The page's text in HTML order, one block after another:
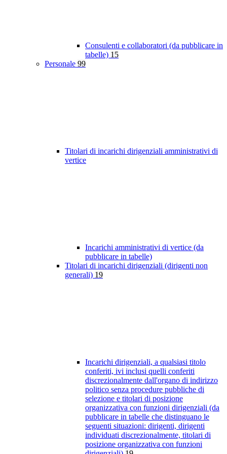
Consulenti e collaboratori (da pubblicare in
tabelle) 15
Personale 99
Titolari di incarichi dirigenziali amministrativi di
vertice
Incarichi amministrativi di vertice (da
pubblicare in tabelle)
Titolari di incarichi dirigenziali (dirigenti non
generali) 19
Incarichi dirigenziali, a qualsiasi titolo
conferiti, ivi inclusi quelli conferiti
discrezionalmente dall'organo di indirizzo
politico senza procedure pubbliche di
selezione e titolari di posizione
organizzativa con funzioni dirigenziali (da
pubblicare in tabelle che distinguano le
seguenti situazioni: dirigenti, dirigenti
individuati discrezionalmente, titolari di
posizione organizzativa con funzioni